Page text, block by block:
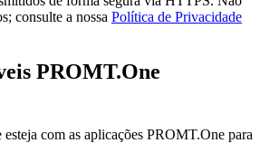
consulte a nossa Política de Privacidade
PROMT.One
com as aplicações PROMT.One para